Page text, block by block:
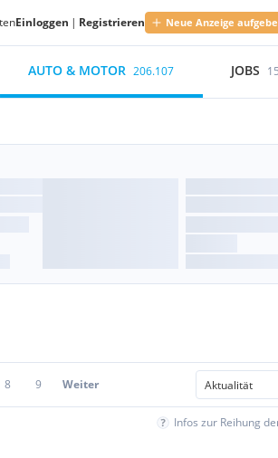
Einloggen | Registrieren Neue Anzeige
AUTO & MOTOR 206.107 JOBS
8 9 Weiter
Infos zur Reihung